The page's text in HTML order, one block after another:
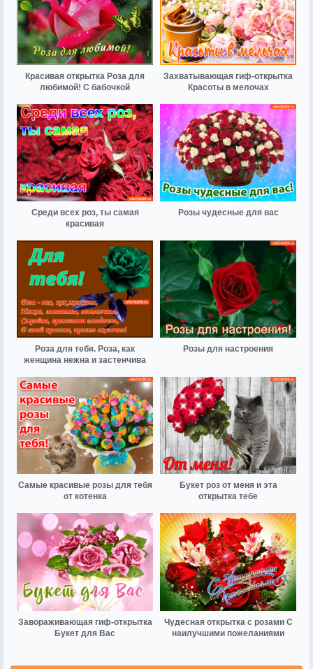
Красивая открытка Роза для
любимой! С бабочкой
Захватывающая гиф-открытка
Красоты в мелочах
Среди всех роз, ты самая
красивая
Розы чудесные для вас
Роза для тебя. Роза, как
женщина нежна и застенчива
Розы для настроения
Самые красивые розы для тебя
от котенка
Букет роз от меня и эта
открытка тебе
Завораживающая гиф-открытка
Букет для Вас
Чудесная открытка с розами С
наилучшими пожеланиями